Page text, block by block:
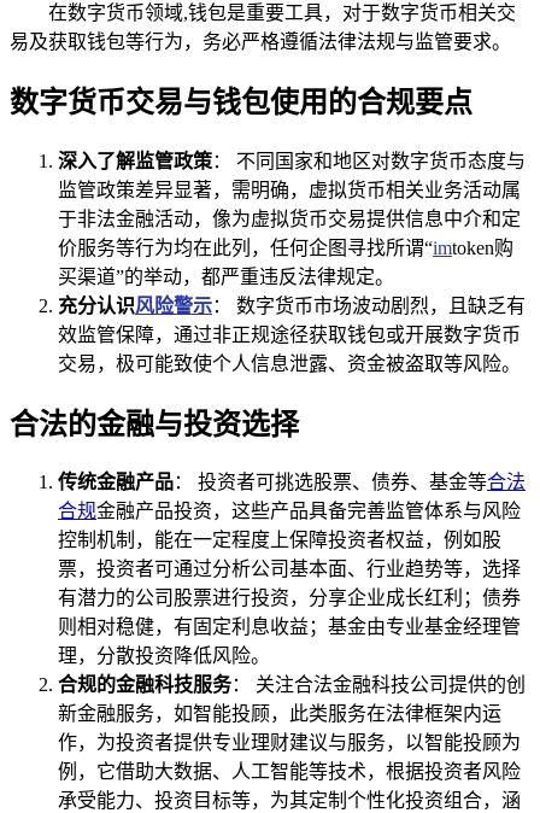
在数字货币领域,钱包是重要工具，对于数字货币相关交
易及获取钱包等行为，务必严格遵循法律法规与监管要求。
数字货币交易与钱包使用的合规要点
深入了解监管政策： 不同国家和地区对数字货币态度与
监管政策差异显著，需明确，虚拟货币相关业务活动属
于非法金融活动，像为虚拟货币交易提供信息中介和定
价服务等行为均在此列，任何企图寻找所谓“imtoken购
买渠道”的举动，都严重违反法律规定。
充分认识风险警示： 数字货币市场波动剧烈，且缺乏有
效监管保障，通过非正规途径获取钱包或开展数字货币
交易，极可能致使个人信息泄露、资金被盗取等风险。
合法的金融与投资选择
传统金融产品： 投资者可挑选股票、债券、基金等合法
合规金融产品投资，这些产品具备完善监管体系与风险
控制机制，能在一定程度上保障投资者权益，例如股
票，投资者可通过分析公司基本面、行业趋势等，选择
有潜力的公司股票进行投资，分享企业成长红利；债券
则相对稳健，有固定利息收益；基金由专业基金经理管
理，分散投资降低风险。
合规的金融科技服务： 关注合法金融科技公司提供的创
新金融服务，如智能投顾，此类服务在法律框架内运
作，为投资者提供专业理财建议与服务，以智能投顾为
例，它借助大数据、人工智能等技术，根据投资者风险
承受能力、投资目标等，为其定制个性化投资组合，涵